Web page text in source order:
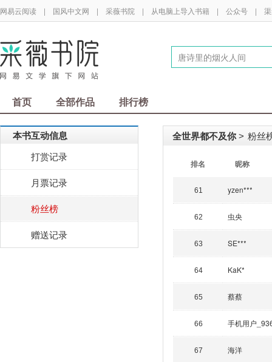
网易云阅读 | 国风中文网 | 采薇书院 | 从电脑上导入书籍 | 公众号 |
首页 全部作品 排行榜
本书互动信息
打赏记录
月票记录
粉丝榜
赠送记录
全世界都不及你 > 粉丝
排名 昵称
61 yzen***
62 虫央
63 SE***
64 KaK*
65 蔡蔡
66 手机用户
67 海洋